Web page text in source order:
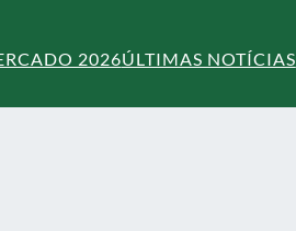
2026ÚLTIMAS NOTÍCIAS